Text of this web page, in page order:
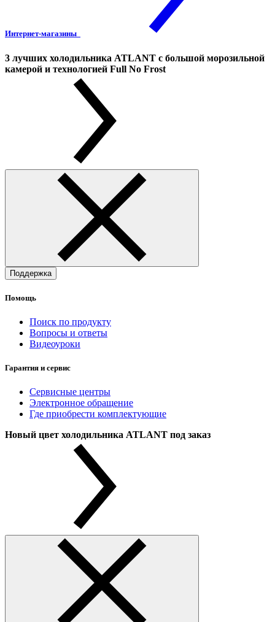
Интернет-магазины
3 лучших холодильника ATLANT с большой морозильной
камерой и технологией Full No Frost
Поддержка
Помощь
Поиск по продукту
Вопросы и ответы
Видеоуроки
Гарантия и сервис
Сервисные центры
Электронное обращение
Где приобрести комплектующие
Новый цвет холодильника ATLANT под заказ